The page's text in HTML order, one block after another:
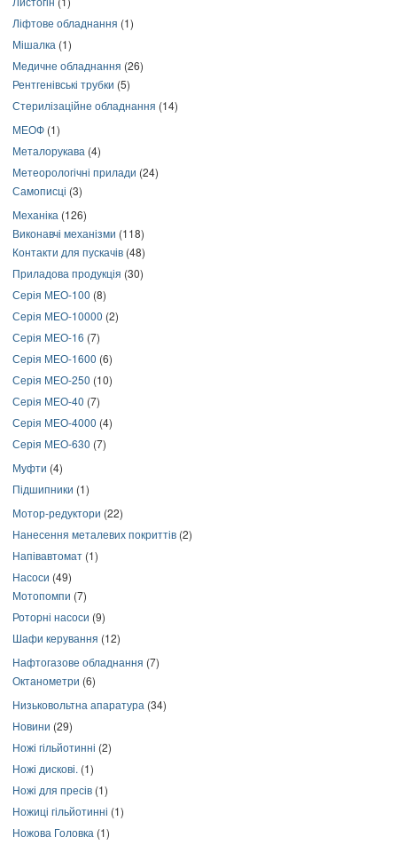
Ліфтове обладнання (1)
Мішалка (1)
Медичне обладнання (26)
Рентгенівські трубки (5)
Стерилізаційне обладнання (14)
МЕОФ (1)
Металорукава (4)
Метеорологічні прилади (24)
Самописці (3)
Механіка (126)
Виконавчі механізми (118)
Контакти для пускачів (48)
Приладова продукція (30)
Серія МЕО-100 (8)
Серія МЕО-10000 (2)
Серія МЕО-16 (7)
Серія МЕО-1600 (6)
Серія МЕО-250 (10)
Серія МЕО-40 (7)
Серія МЕО-4000 (4)
Серія МЕО-630 (7)
Муфти (4)
Підшипники (1)
Мотор-редуктори (22)
Нанесення металевих покриттів (2)
Напівавтомат (1)
Насоси (49)
Мотопомпи (7)
Роторні насоси (9)
Шафи керування (12)
Нафтогазове обладнання (7)
Октанометри (6)
Низьковольтна апаратура (34)
Новини (29)
Ножі гільйотинні (2)
Ножі дискові. (1)
Ножі для пресів (1)
Ножиці гільйотинні (1)
Ножова Головка (1)